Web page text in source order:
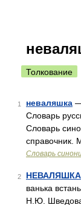
Толкование
1 неваляшка
Словарь
Словарь
справочник.
Словарь
2 НЕВАЛЯШКА
ванька
Н.Ю.